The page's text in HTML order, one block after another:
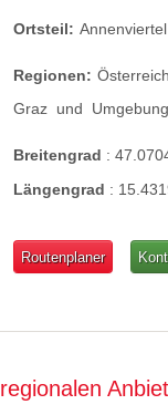
Ortsteil: Annenviertel
Regionen: Österreich,
Graz und Umgebung
Breitengrad :
Längengrad :
Routenplaner
regionalen